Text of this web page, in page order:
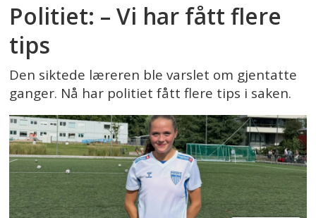
Politiet: – Vi har fått flere
tips
Den siktede læreren ble varslet om gjentatte
ganger. Nå har politiet fått flere tips i saken.